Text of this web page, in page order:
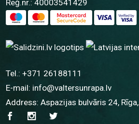
Reģ.nr.: 40003541429
Tel.: +371 26188111
E-mail: info@valtersunrapa.lv
Address: Aspazijas bulvāris 24,